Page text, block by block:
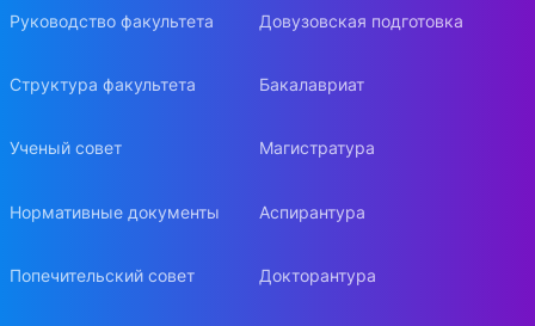
Руководство факультета
Структура факультета
Ученый совет
Нормативные документы
Попечительский совет
Довузовская подготовка
Бакалавриат
Магистратура
Аспирантура
Докторантура